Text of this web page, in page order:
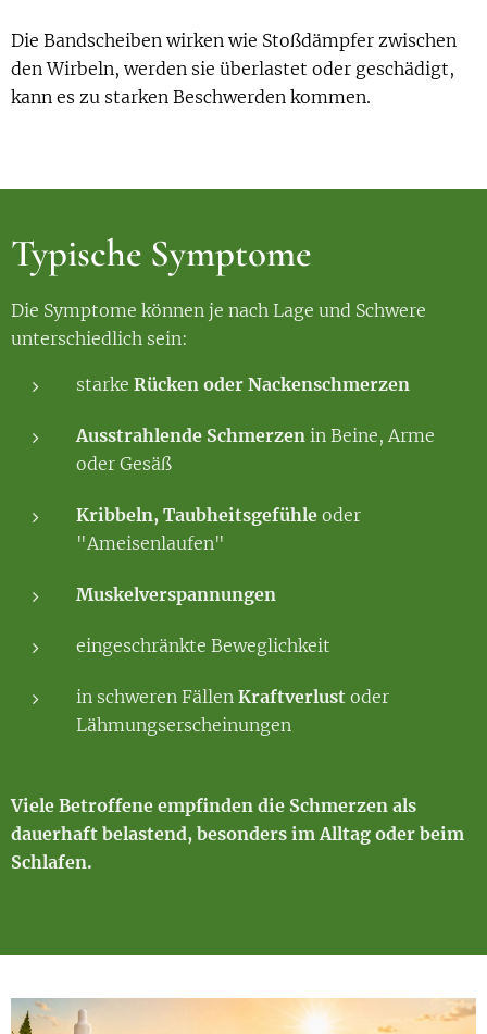
Die Bandscheiben wirken wie Stoßdämpfer zwischen
den Wirbeln, werden sie überlastet oder geschädigt,
kann es zu starken Beschwerden kommen.
Typische Symptome
Die Symptome können je nach Lage und Schwere
unterschiedlich sein:
starke Rücken oder Nackenschmerzen
Ausstrahlende Schmerzen in Beine, Arme
oder Gesäß
Kribbeln, Taubheitsgefühle oder
"Ameisenlaufen"
Muskelverspannungen
eingeschränkte Beweglichkeit
in schweren Fällen Kraftverlust oder
Lähmungserscheinungen
Viele Betroffene empfinden die Schmerzen als
dauerhaft belastend, besonders im Alltag oder beim
Schlafen.